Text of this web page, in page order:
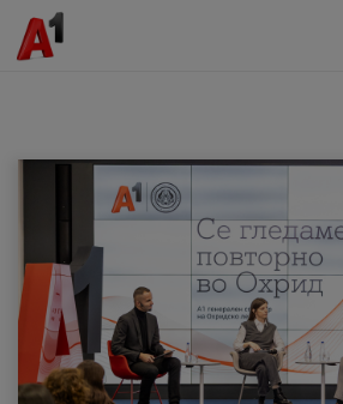
МК SQ
Приватни Деловни